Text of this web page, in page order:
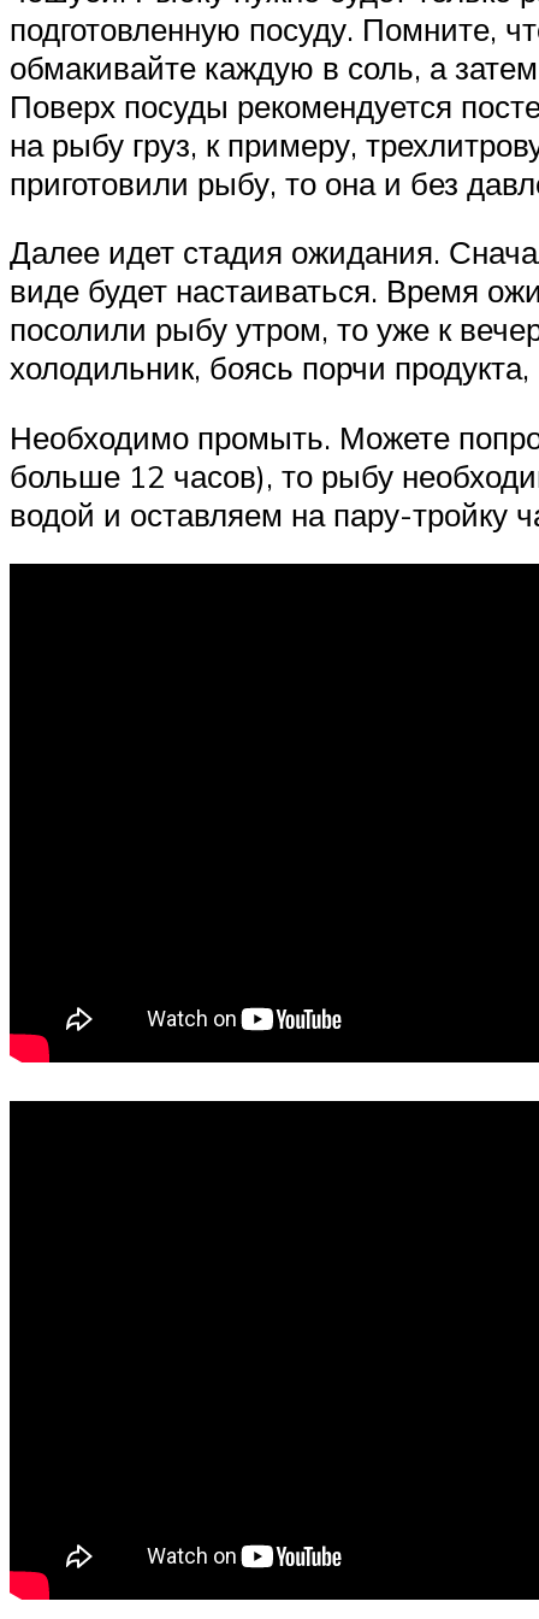
подготовленную посуду. Помните,
обмакивайте каждую в соль, а
Поверх посуды рекомендуется
на рыбу груз, к примеру,
приготовили рыбу, то она и без
Далее идет стадия ожидания.
виде будет настаиваться. Время
посолили рыбу утром, то уже к
холодильник, боясь порчи
Необходимо промыть. Можете
больше 12 часов), то рыбу
водой и оставляем на пару-тройку